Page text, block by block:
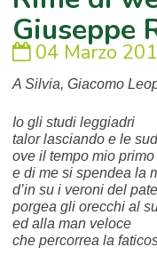
Giuseppe
04 Marzo
A Silvia, Giacomo
Io gli studi leggiadri
talor lasciando e le
ove il tempo mio primo
e di me si spendea la
d’in su i veroni del
porgea gli orecchi al
ed alla man veloce
che percorrea la